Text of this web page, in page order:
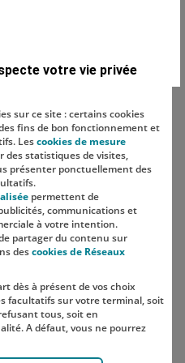
LES RÉSEAUX
votre vie privée
sur ce site : certains cookies
fins de bon fonctionnement et
Lescookies de mesure
des statistiques de visites,
présenter ponctuellement des
permettent de
communications et
à votre intention.
partager du contenu sur
descookies de Réseaux
dès à présent de vos choix
facultatifs sur votre terminal, soit
tous, soit en
A défaut, vous ne pourrez